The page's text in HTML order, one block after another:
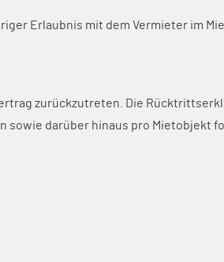
Erlaubnis mit dem Vermieter im
zurückzutreten. Die
sowie darüber hinaus pro Mietobjekt